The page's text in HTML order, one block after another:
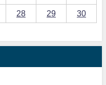
28 29
30